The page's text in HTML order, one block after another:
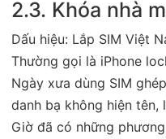
2.3. Khóa nhà
Dấu hiệu: Lắp SIM Việt
Thường gọi là iPhone
Ngày xưa dùng SIM
danh bạ không hiện tên,
Giờ đã có những